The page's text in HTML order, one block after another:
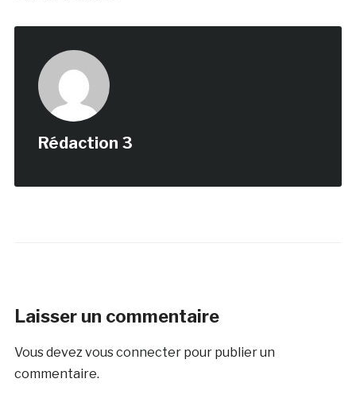
Rédaction 3
Laisser un commentaire
Vous devezvous connecterpour publier un
commentaire.